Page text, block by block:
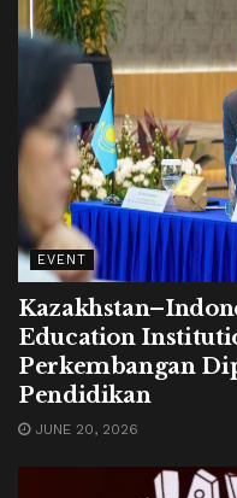
EVENT
Education
Perkembangan
Pendidikan
JUNE 20, 2026